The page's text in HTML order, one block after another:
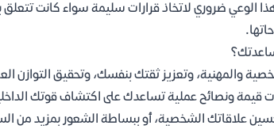
الوعي ضروري لاتخاذ قرارات سليمة سواء كانت تتعلق
والمهنية، وتعزيز ثقتك بنفسك، وتحقيق التوازن
قيمة ونصائح عملية تساعدك على اكتشاف قوتك
علاقاتك الشخصية، أو ببساطة الشعور بمزيد من